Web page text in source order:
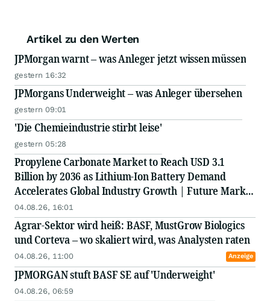
Artikel zu den Werten
JPMorgan warnt – was Anleger jetzt wissen müssen
gestern 16:32
JPMorgans Underweight – was Anleger übersehen
gestern 09:01
'Die Chemieindustrie stirbt leise'
gestern 05:28
Propylene Carbonate Market to Reach USD 3.1
Billion by 2036 as Lithium-Ion Battery Demand
Accelerates Global Industry Growth | Future Market
Insights
04.08.26, 16:01
Agrar-Sektor wird heiß: BASF, MustGrow Biologics
und Corteva – wo skaliert wird, was Analysten raten
04.08.26, 11:00 Anzeige
JPMORGAN stuft BASF SE auf 'Underweight'
04.08.26, 06:59